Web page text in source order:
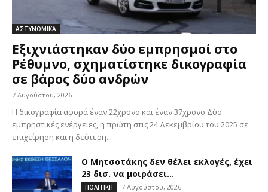
ΑΣΤΥΝΟΜΙΚΑ
Εξιχνιάστηκαν δύο εμπρησμοί στο
Ρέθυμνο, σχηματίστηκε δικογραφία
σε βάρος δύο ανδρών
7 Αυγούστου, 2026
Η δικογραφία αφορά έναν 22χρονο και έναν 37χρονο Δύο
εμπρηστικές ενέργειες, η πρώτη στις 24 Δεκεμβρίου του 2025 σε
επιχείρηση και η δεύτερη...
Ο Μητσοτάκης δεν θέλει εκλογές, έχει
23 δισ. να μοιράσει…
ΠΟΛΙΤΙΚΗ 7 Αυγούστου, 2026